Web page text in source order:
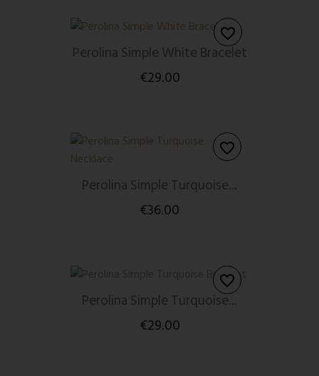
Perolina Simple White Bracelet
€29.00
favorite_border
Perolina Simple Turquoise...
€36.00
favorite_border
Perolina Simple Turquoise...
€29.00
favorite_border